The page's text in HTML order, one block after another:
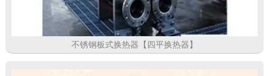
不锈钢板式换热器【四平换热器】